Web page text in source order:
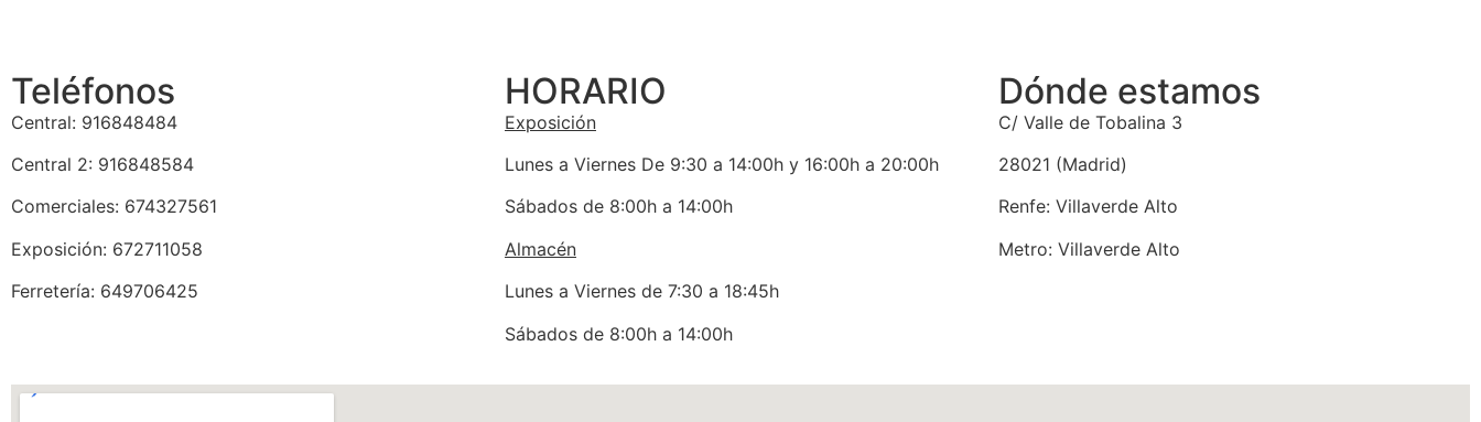
Teléfonos
Central: 916848484
Central 2: 916848584
Comerciales: 674327561
Exposición: 672711058
Ferretería: 649706425
HORARIO
Exposición
Lunes a Viernes De 9:30 a 14:00h y 16:00h a 20:00h
Sábados de 8:00h a 14:00h
Almacén
Lunes a Viernes de 7:30 a 18:45h
Sábados de 8:00h a 14:00h
Dónde estamos
C/ Valle de Tobalina 3
28021 (Madrid)
Renfe: Villaverde Alto
Metro: Villaverde Alto